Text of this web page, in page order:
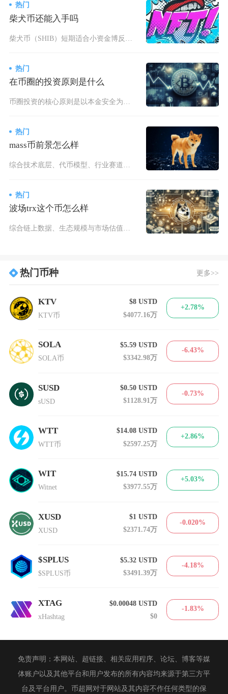
热门
柴犬币还能入手吗
热门
在币圈的投资原则是什么
热门
mass币前景怎么样
热门
波场trx这个币怎么样
综合链上数据、生态规模与市场估值波场TRX属于具备真实落地流量、稳定币刚需支撑的大盘公链代
热门币种 更多>>
KTV
KTV币
$8USTD
$4077.16万
+2.78%
SOLA
SOLA币
$5.59USTD
$3342.98万
-6.43%
SUSD
sUSD
$0.50USTD
$1128.91万
-0.73%
WTT
WTT币
$14.08USTD
$2597.25万
+2.86%
WIT
Witnet
$15.74USTD
$3977.55万
+5.03%
XUSD
XUSD
$1USTD
$2371.74万
-0.020%
$SPLUS
$SPLUS币
$5.32USTD
$3491.39万
-4.18%
XTAG
xHashtag
$0.00048USTD
$0
-1.83%
免责声明：本网站、超链接、相关应用程序、论坛、博客等媒
体账户以及其他平台和用户发布的所有内容均来源于第三方平
台及平台用户。币超网对于网站及其内容不作任何类型的保